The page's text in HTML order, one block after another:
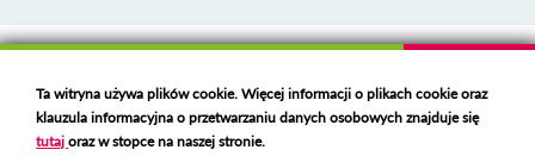
Deklaracja dostępności
Polski serwer RBL
https://polspam.pl/
Ta witryna używa plików cookie. Więcej informacji o plikach cookie oraz
klauzula informacyjna o przetwarzaniu danych osobowych znajduje się
tutajoraz w stopce na naszej stronie.